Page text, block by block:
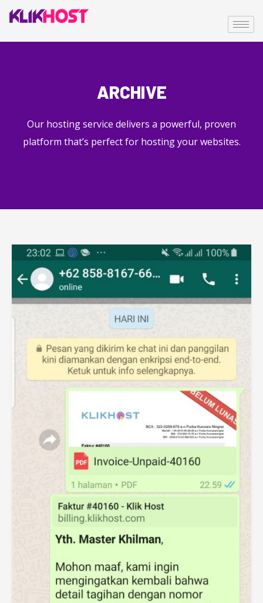
ARCHIVE
Our hosting service delivers a powerful, proven
platform that’s perfect for hosting your websites.